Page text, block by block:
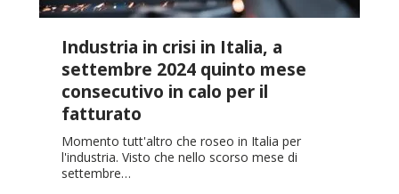
Industria in crisi in Italia, a
settembre 2024 quinto mese
consecutivo in calo per il
fatturato
Momento tutt'altro che roseo in Italia per
l'industria. Visto che nello scorso mese di
settembre…